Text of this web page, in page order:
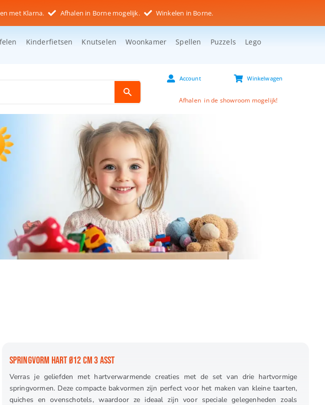
met Klarna. Afhalen in Borne mogelijk. Winkelen in Borne.
Kinderfietsen Knutselen Woonkamer Spellen Puzzels Lego
Account Winkelwagen
Afhalen in de showroom mogelijk!
SPRINGVORM HART Ø12 CM 3 ASST
Verras je geliefden met hartverwarmende creaties met de set van drie hartvormige
springvormen. Deze compacte bakvormen zijn perfect voor het maken van kleine taarten,
quiches en ovenschotels, waardoor ze ideaal zijn voor speciale gelegenheden zoals